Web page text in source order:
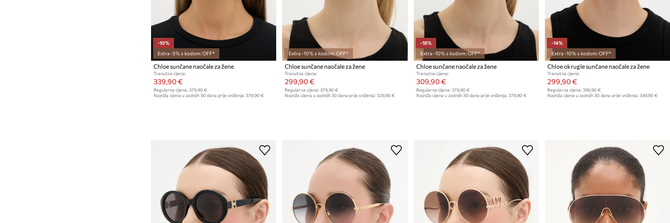
-10%
Extra -5% s kodom: OFF*
Chloe sunčane naočale za žene
Trenutna cijena:
339,90 €
Regularna cijena: 379,90 €
Najniža cijena u zadnjih 30 dana prije sniženja: 379,90 €
Extra -10% s kodom: OFF*
Chloe sunčane naočale za žene
Trenutna cijena:
299,90 €
Regularna cijena: 379,90 €
Najniža cijena u zadnjih 30 dana prije sniženja: 329,90 €
-18%
Extra -10% s kodom: OFF*
Chloe sunčane naočale za žene
Trenutna cijena:
309,90 €
Regularna cijena: 379,90 €
Najniža cijena u zadnjih 30 dana prije sniženja: 379,90 €
-14%
Extra -10% s kodom: OFF*
Chloe okrugle sunčane naočale za žene
Trenutna cijena:
299,90 €
Regularna cijena: 399,90 €
Najniža cijena u zadnjih 30 dana prije sniženja: 349,90 €